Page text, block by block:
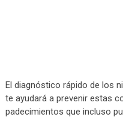
El diagnóstico rápido de los
te ayudará a prevenir estas
padecimientos que incluso